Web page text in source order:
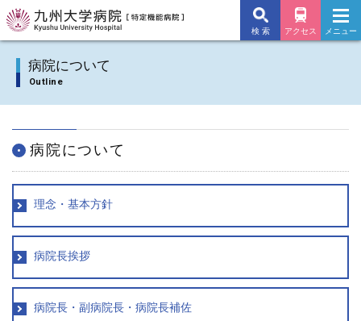
検 索 アクセス
九州大学病院TOP
病院について
メニュー
病院について
Outline
病院について
理念・基本方針
病院長挨拶
病院長・副病院長・病院長補佐